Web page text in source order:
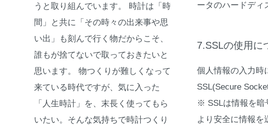
うと取り組んでいます。 時計は「時
間」と共に「その時々の出来事や思
い出」も刻んで行く物だからこそ、
誰もが捨てないで取っておきたいと
思います。 物つくりが難しくなって
来ている時代ですが、気に入った
「人生時計」を、末長く使ってもら
いたい。そんな気持ちで時計つくり
ータのハードディ
7.SSLの使用に
個人情報の入力時
SSL(Secure
※ SSLは情報を暗
より安全に情報を